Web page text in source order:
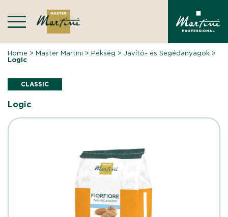
content
Home >Master Martini >Pékség >Javító- és Segédanyagok >
Logic
CLASSIC
Logic